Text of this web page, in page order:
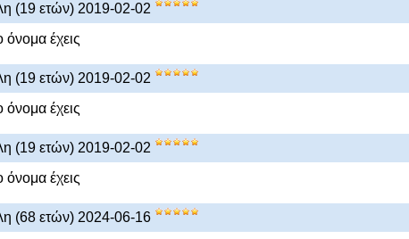
(19 ετών) 2019-02-02
όνομα έχεις
(19 ετών) 2019-02-02
όνομα έχεις
(19 ετών) 2019-02-02
όνομα έχεις
(68 ετών) 2024-06-16